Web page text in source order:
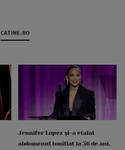
CATINE.RO
Jennifer Lopez și-a etalat
abdomenul tonifiat la 56 de ani.